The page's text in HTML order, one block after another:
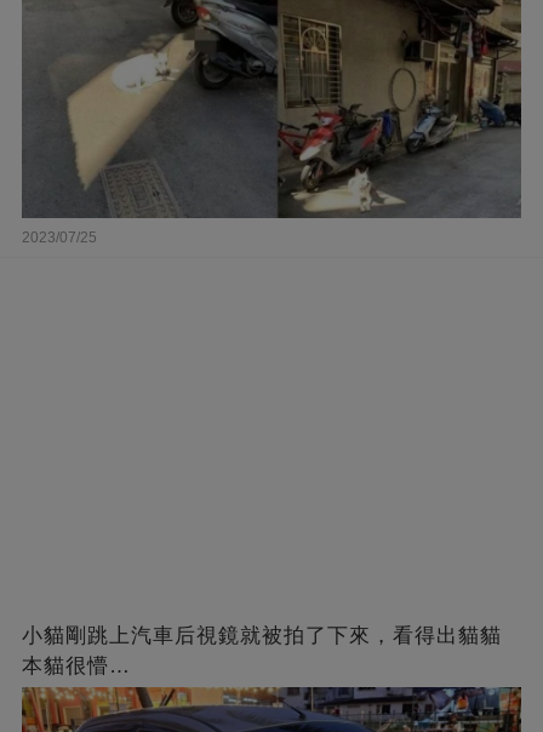
2023/07/25
小貓剛跳上汽車后視鏡就被拍了下來，看得出貓貓
本貓很懵…